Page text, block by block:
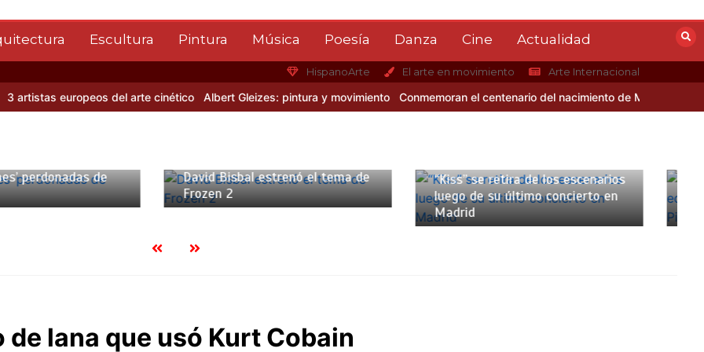
Escultura Pintura Música Poesía Danza Cine Actualidad
HispanoArte El arte en movimiento Arte Internacional
europeos del arte cinético Albert Gleizes: pintura y movimiento Conmemoran el centenario del nacimiento de Mario Benedetti
Bisbal estrenó el tema de
2
“Kiss” se retira de los escenarios
luego de su último concierto en
Madrid
Abren inscripciones para la X
edición del Concurso Nacional El
Piano Venezolano 2020
de lana que usó Kurt Cobain